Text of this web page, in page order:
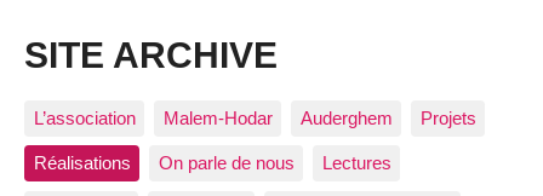
SITE ARCHIVE
L’association Malem-Hodar Auderghem Projets
Réalisations On parle de nous Lectures